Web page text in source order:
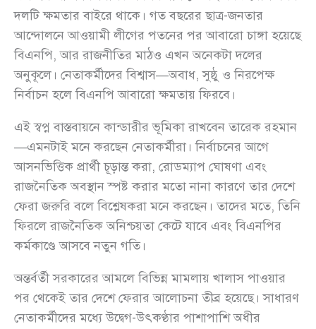
দলটি ক্ষমতার বাইরে থাকে। গত বছরের ছাত্র-জনতার
আন্দোলনে আওয়ামী লীগের পতনের পর আবারো চাঙ্গা হয়েছে
বিএনপি, আর রাজনীতির মাঠও এখন অনেকটা দলের
অনুকূলে। নেতাকর্মীদের বিশ্বাস—অবাধ, সুষ্ঠু ও নিরপেক্ষ
নির্বাচন হলে বিএনপি আবারো ক্ষমতায় ফিরবে।
এই স্বপ্ন বাস্তবায়নে কান্ডারীর ভূমিকা রাখবেন তারেক রহমান
—এমনটাই মনে করছেন নেতাকর্মীরা। নির্বাচনের আগে
আসনভিত্তিক প্রার্থী চূড়ান্ত করা, রোডম্যাপ ঘোষণা এবং
রাজনৈতিক অবস্থান স্পষ্ট করার মতো নানা কারণে তার দেশে
ফেরা জরুরি বলে বিশ্লেষকরা মনে করছেন। তাদের মতে, তিনি
ফিরলে রাজনৈতিক অনিশ্চয়তা কেটে যাবে এবং বিএনপির
কর্মকাণ্ডে আসবে নতুন গতি।
অন্তর্বর্তী সরকারের আমলে বিভিন্ন মামলায় খালাস পাওয়ার
পর থেকেই তার দেশে ফেরার আলোচনা তীব্র হয়েছে। সাধারণ
নেতাকর্মীদের মধ্যে উদ্বেগ-উৎকণ্ঠার পাশাপাশি অধীর